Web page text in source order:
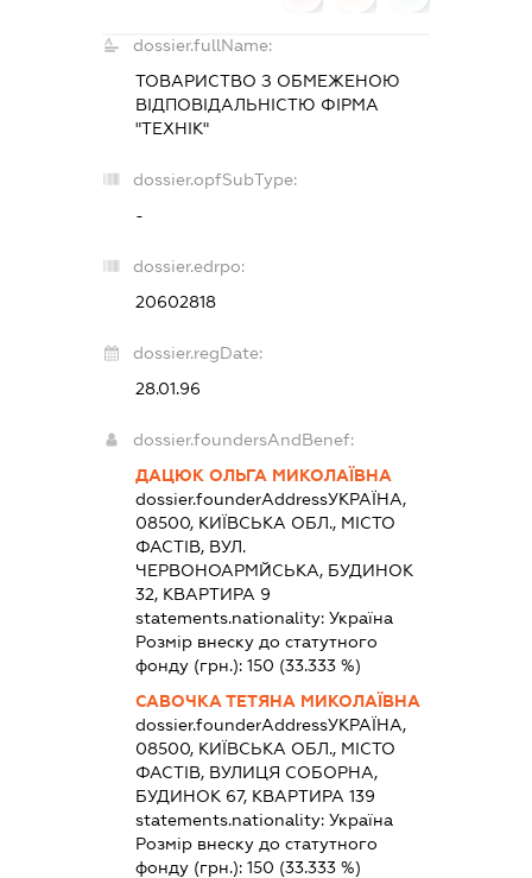
dossier.fullName:
ТОВАРИСТВО З ОБМЕЖЕНОЮ
ВІДПОВІДАЛЬНІСТЮ ФІРМА
"ТЕХНІК"
dossier.opfSubType:
-
dossier.edrpo:
20602818
dossier.regDate:
28.01.96
dossier.foundersAndBenef:
ДАЦЮК ОЛЬГА МИКОЛАЇВНА
dossier.founderAddressУКРАЇНА,
08500, КИЇВСЬКА ОБЛ., МІСТО
ФАСТІВ, ВУЛ.
ЧЕРВОНОАРМЙСЬКА, БУДИНОК
32, КВАРТИРА 9
statements.nationality:Україна
Розмір внеску до статутного
фонду (грн.):150 (33.333 %)
САВОЧКА ТЕТЯНА МИКОЛАЇВНА
dossier.founderAddressУКРАЇНА,
08500, КИЇВСЬКА ОБЛ., МІСТО
ФАСТІВ, ВУЛИЦЯ СОБОРНА,
БУДИНОК 67, КВАРТИРА 139
statements.nationality:Україна
Розмір внеску до статутного
фонду (грн.):150 (33.333 %)